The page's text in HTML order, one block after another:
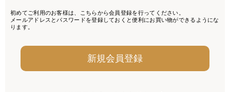
初めてご利用のお客様は、こちらから会員登録を行ってください。
メールアドレスとパスワードを登録しておくと便利にお買い物ができるようにな
ります。